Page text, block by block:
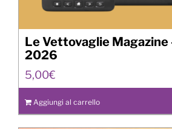
Le Vettovaglie Magazine
2026
5,00€
Aggiungi al carrello